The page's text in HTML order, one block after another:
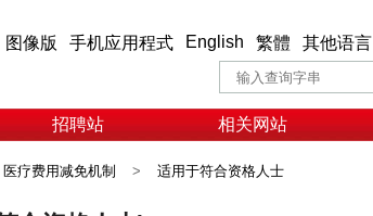
图像版 手机应用程式 English 繁體 其他语言
招聘站 相关网站
医疗费用减免机制 > 适用于符合资格人士